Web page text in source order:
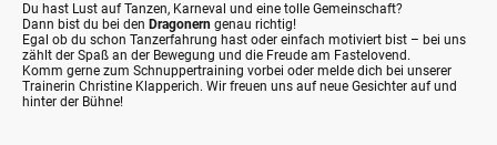
Du hast Lust auf Tanzen, Karneval und eine tolle Gemeinschaft?
Dann bist du bei den Dragonern genau richtig!
Egal ob du schon Tanzerfahrung hast oder einfach motiviert bist – bei uns
zählt der Spaß an der Bewegung und die Freude am Fastelovend.
Komm gerne zum Schnuppertraining vorbei oder melde dich bei unserer
Trainerin Christine Klapperich. Wir freuen uns auf neue Gesichter auf und
hinter der Bühne!